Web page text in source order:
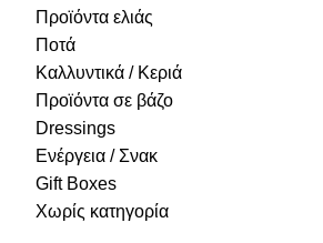
Προϊόντα ελιάς
Ποτά
Καλλυντικά / Κεριά
Προϊόντα σε βάζο
Dressings
Ενέργεια / Σνακ
Gift Boxes
Χωρίς κατηγορία